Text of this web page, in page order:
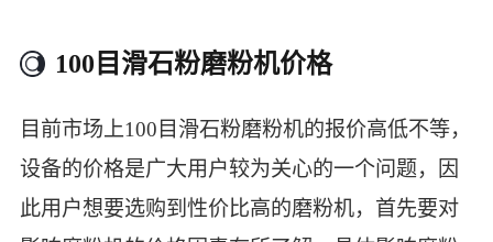
100目滑石粉磨粉机价格
目前市场上100目滑石粉磨粉机的报价高低不等，
设备的价格是广大用户较为关心的一个问题，因
此用户想要选购到性价比高的磨粉机，首先要对